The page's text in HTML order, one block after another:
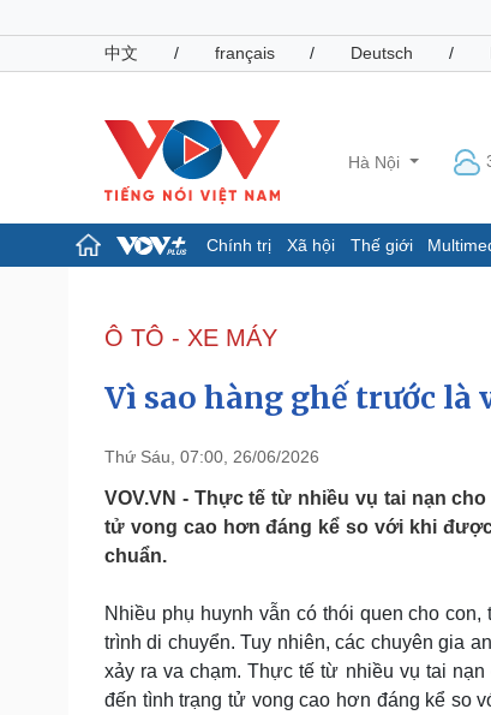
中文
/ français / Deutsch /
Hà Nội
Chính trị Xã hội Thế giới
Đảng
Tổ chức nhân sự
Nhận diện sự thật
Dấu ấn VOV
Pháp luật
Vụ án
Tin nóng
Quân sự - Quốc
Vũ khí
Sức khỏe
Dinh dưỡng - món ngon
Đời sống
Nhà đẹp
Ô TÔ - XE MÁY
Vì sao hàng ghế trước
Thứ Sáu, 07:00, 26/06/2026
VOV.VN - Thực tế từ nhiều vụ tai nạn
tử vong cao hơn đáng kể so với khi
chuẩn.
Nhiều phụ huynh vẫn có thói quen cho
trình di chuyển. Tuy nhiên, các chuyên gia
xảy ra va chạm. Thực tế từ nhiều vụ tai
đến tình trạng tử vong cao hơn đáng kể so